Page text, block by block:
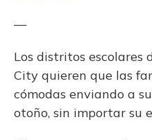
—
Los distritos escolares
City quieren que las
cómodas enviando a
otoño, sin importar su